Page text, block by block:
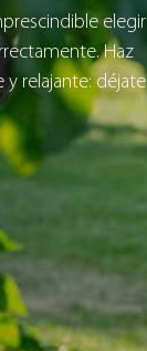
elegir
Haz
relajante: déjate